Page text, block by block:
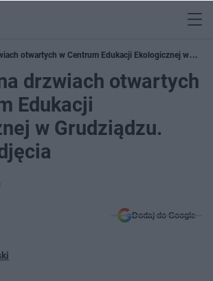
otwartych w Centrum Edukacji Ekologicznej w
drzwiach otwartych
Edukacji
w Grudziądzu.
Dodaj do Google